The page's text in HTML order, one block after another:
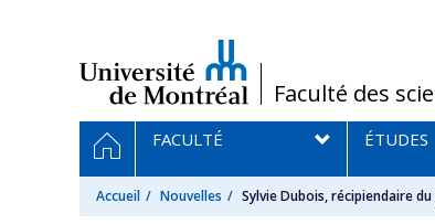
/Faculté des
Navigation
principale
ACCUEIL
FACULTÉ ÉTUDES
Accueil Nouvelles Sylvie Dubois, récipiendaire